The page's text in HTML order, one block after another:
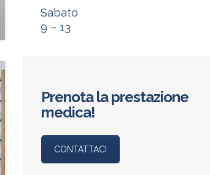
Sabato
9 – 13
Prenota la prestazione
medica!
CONTATTACI